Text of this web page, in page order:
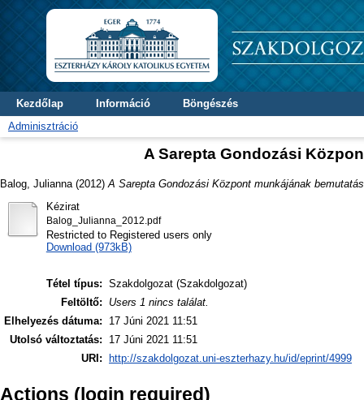
Kezdőlap Információ
Böngészés
Adminisztráció
A Sarepta Gondozási
Balog, Julianna (2012) A Sarepta Gondozási Központ munkájának
Kézirat
Balog_Julianna_2012.pdf
Restricted to Registered users only
Download (973kB)
Tétel típus: Szakdolgozat (Szakdolgozat)
Feltöltő:
Users 1 nincs találat.
Elhelyezés dátuma:
17 Júni 2021 11:51
Utolsó változtatás:
17 Júni 2021 11:51
URI:
http://szakdolgozat.uni-eszterhazy.hu/id/eprint/4999
Actions (login required)